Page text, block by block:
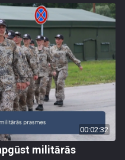
00:02:32
militārās